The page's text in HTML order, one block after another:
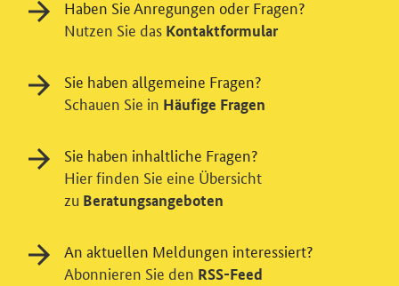
Einwilligung in Tracking und / oder
Haben Sie Anregungen oder Fragen?
Nutzen Sie das Kontaktformular
Sie haben allgemeine Fragen?
Schauen Sie in Häufige Fragen
Sie haben inhaltliche Fragen?
Hier finden Sie eine Übersicht
zu Beratungsangeboten
An aktuellen Meldungen interessiert?
Abonnieren Sie den RSS-Feed